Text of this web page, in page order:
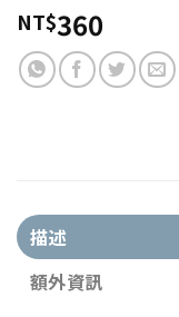
NT$360
描述
額外資訊